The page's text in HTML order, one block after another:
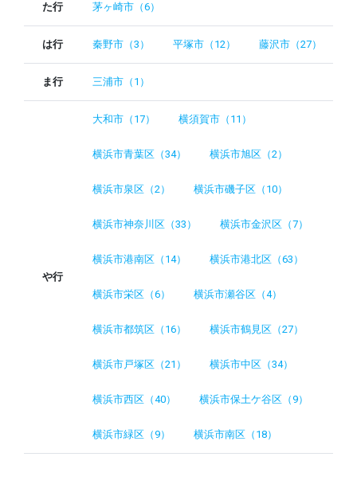
た行 茅ヶ崎市（6）
は行 秦野市（3） 平塚市（12） 藤沢市（27）
ま行 三浦市（1）
や行
大和市（17） 横須賀市（11）
横浜市青葉区（34） 横浜市旭区（2）
横浜市泉区（2） 横浜市磯子区（10）
横浜市神奈川区（33） 横浜市金沢区（7）
横浜市港南区（14） 横浜市港北区（63）
横浜市栄区（6） 横浜市瀬谷区（4）
横浜市都筑区（16） 横浜市鶴見区（27）
横浜市戸塚区（21） 横浜市中区（34）
横浜市西区（40） 横浜市保土ケ谷区（9）
横浜市緑区（9） 横浜市南区（18）